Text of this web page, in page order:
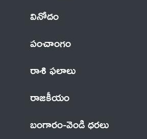
వినోదం
పంచాంగం
రాశి ఫలాలు
రాజకీయం
బంగారం-వెండి ధరలు